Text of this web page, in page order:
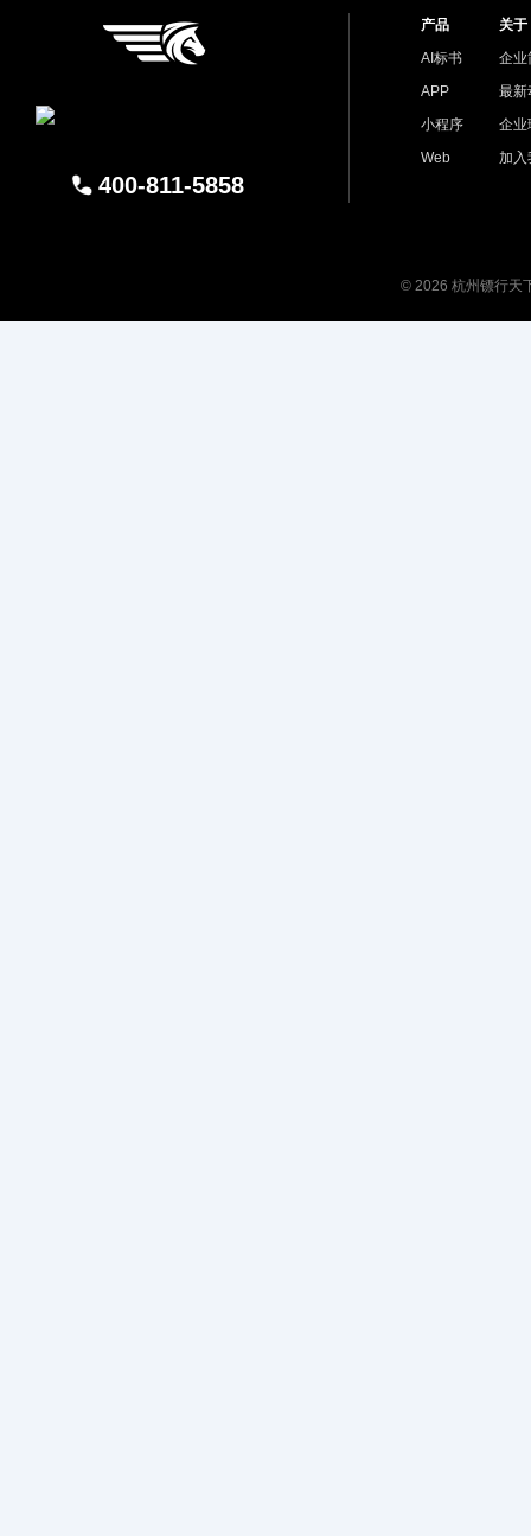
400-811-5858
产品
AI标书
APP
小程序
Web
关于
企业
最新
企业
加入
© 2026 杭州镖行天